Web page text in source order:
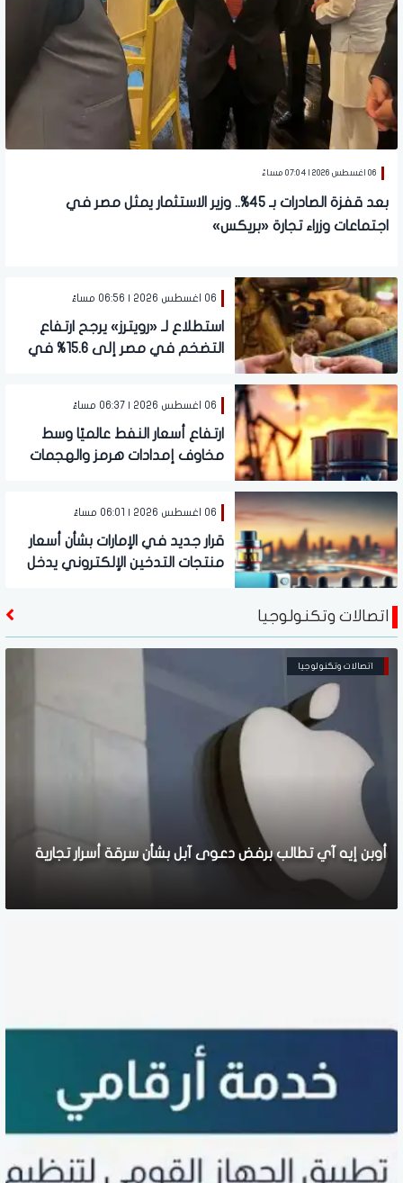
06 اغسطس 2026 | 07:04 مساءً
بعد قفزة الصادرات بـ 45%.. وزير الاستثمار يمثل مصر في
اجتماعات وزراء تجارة «بريكس»
06 اغسطس 2026 | 06:56 مساءً
استطلاع لـ «رويترز» يرجح ارتفاع
التضخم في مصر إلى 15.6% في
06 اغسطس 2026 | 06:37 مساءً
ارتفاع أسعار النفط عالميًا وسط
مخاوف إمدادات هرمز والهجمات
06 اغسطس 2026 | 06:01 مساءً
قرار جديد في الإمارات بشأن أسعار
منتجات التدخين الإلكتروني يدخل
اتصالات وتكنولوجيا
اتصالات وتكنولوجيا
أوبن إيه آي تطالب برفض دعوى آبل بشأن سرقة أسرار تجارية